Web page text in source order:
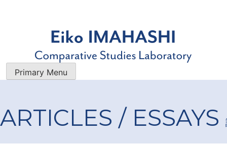
今橋映子 研究室
研究者・今橋映子の業績一覧を 公開すると共に、 最新のブ
ログで 学術的な情報やエッセイをお届けします。
Primary Menu
ARTICLES / ESSAYS